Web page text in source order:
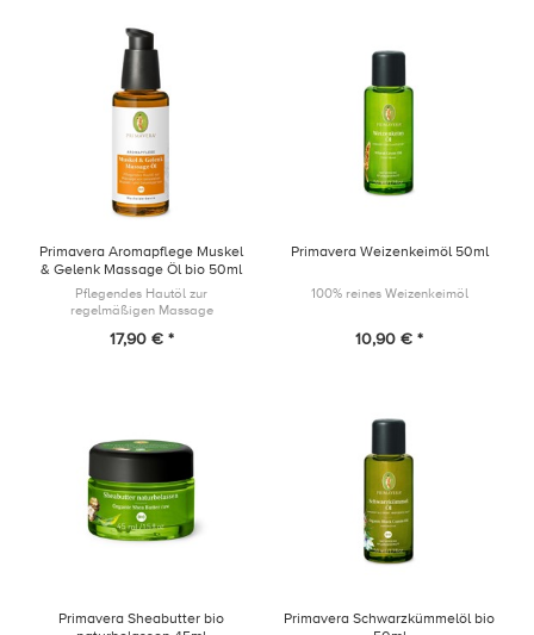
Primavera Aromapflege Muskel
& Gelenk Massage Öl bio 50ml
Pflegendes Hautöl zur
regelmäßigen Massage
Gelenkpartien
17,90 € *
Primavera Weizenkeimöl 50ml
100% reines Weizenkeimöl
10,90 € *
Primavera Sheabutter bio
Primavera Schwarzkümmelöl bio